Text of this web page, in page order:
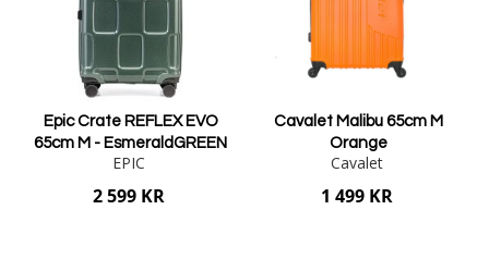
Epic Crate REFLEX EVO
65cm M - EsmeraldGREEN
EPIC
2 599 KR
Cavalet Malibu 65cm M
Orange
Cavalet
1 499 KR